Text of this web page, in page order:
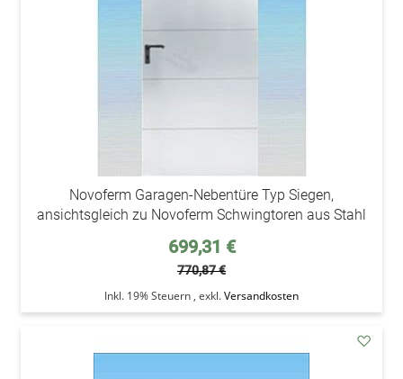
Novoferm Garagen-Nebentüre Typ Siegen,
ansichtsgleich zu Novoferm Schwingtoren aus Stahl
Sonderpreis
699,31 €
770,87 €
Inkl. 19% Steuern , exkl.Versandkosten